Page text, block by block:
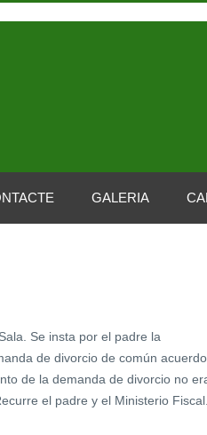
GALERIA
Se insta por el padre la
de divorcio de común
de la demanda de divorcio no
el padre y el Ministerio Fiscal.